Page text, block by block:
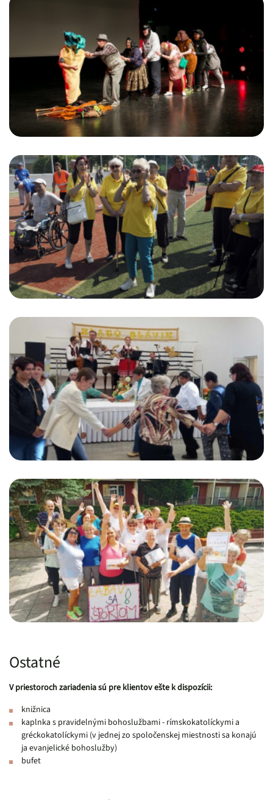
Ostatné
V priestoroch zariadenia sú pre klientov ešte k dispozícii:
knižnica
kaplnka s pravidelnými bohoslužbami - rímskokatolíckymi a
gréckokatolíckymi (v jednej zo spoločenskej miestnosti sa konajú
ja evanjelické bohoslužby)
bufet